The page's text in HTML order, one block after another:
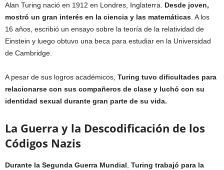
Alan Turing nació en 1912 en Londres, Inglaterra. Desde joven,
mostró un gran interés en la ciencia y las matemáticas . A los
16 años, escribió un ensayo sobre la teoría de la relatividad de
Einstein y luego obtuvo una beca para estudiar en la Universidad
de Cambridge.
A pesar de sus logros académicos, Turing tuvo dificultades para
relacionarse con sus compañeros de clase y luchó con su
identidad sexual durante gran parte de su vida.
La Guerra y la Descodificación de los
Códigos Nazis
Durante la Segunda Guerra Mundial Turing trabajó para la